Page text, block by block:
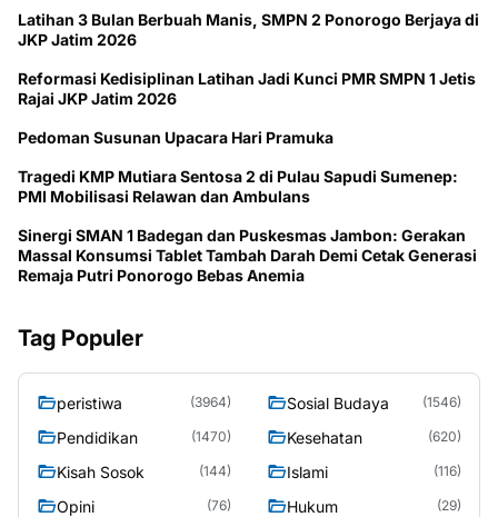
Latihan 3 Bulan Berbuah Manis, SMPN 2 Ponorogo Berjaya di
JKP Jatim 2026
Reformasi Kedisiplinan Latihan Jadi Kunci PMR SMPN 1 Jetis
Rajai JKP Jatim 2026
Pedoman Susunan Upacara Hari Pramuka
Tragedi KMP Mutiara Sentosa 2 di Pulau Sapudi Sumenep:
PMI Mobilisasi Relawan dan Ambulans
Sinergi SMAN 1 Badegan dan Puskesmas Jambon: Gerakan
Massal Konsumsi Tablet Tambah Darah Demi Cetak Generasi
Remaja Putri Ponorogo Bebas Anemia
Tag Populer
peristiwa (3964) Sosial Budaya (1546)
Pendidikan (1470) Kesehatan (620)
Kisah Sosok (144) Islami (116)
Opini (76) Hukum (29)